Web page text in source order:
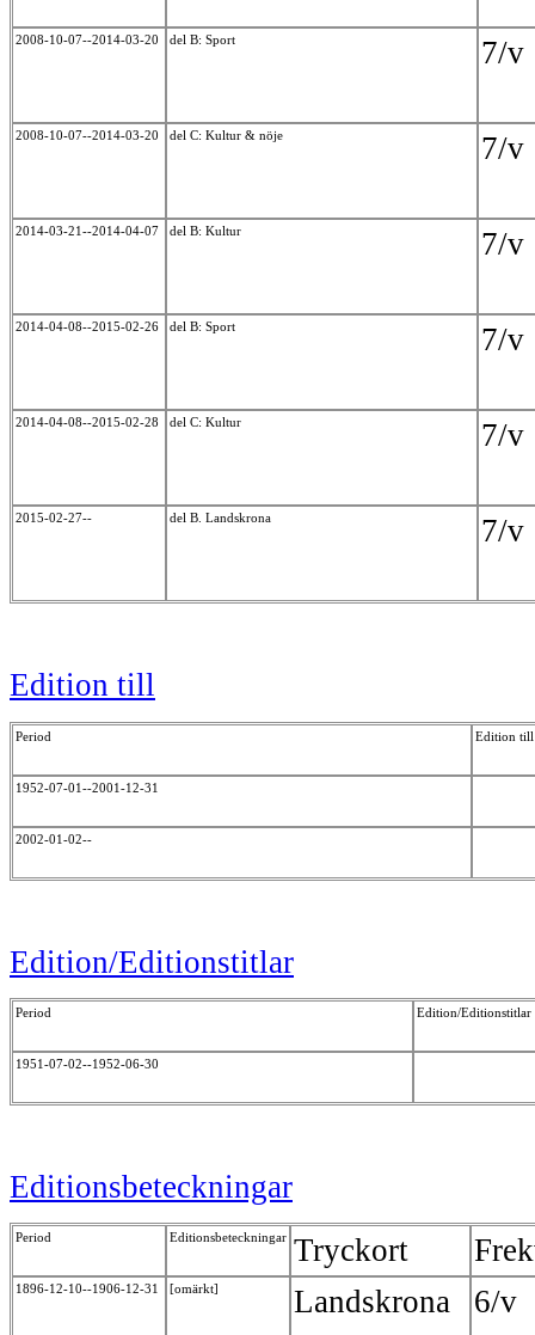
2008-10-07--2014-03-20 del B: Sport 7/
2008-10-07--2014-03-20 del C: Kultur & nöje 7/
2014-03-21--2014-04-07 del B: Kultur 7/
2014-04-08--2015-02-26 del B: Sport 7/
2014-04-08--2015-02-28 del C: Kultur 7/
2015-02-27-- del B. Landskrona 7/
Edition till
Period Edition till
1952-07-01--2001-12-31
2002-01-02--
Edition/Editionstitlar
Period Edition/Editionstitlar
1951-07-02--1952-06-30
Editionsbeteckningar
Period Editionsbeteckningar Tryckort
1896-12-10--1906-12-31 [omärkt] Landskrona 6/v